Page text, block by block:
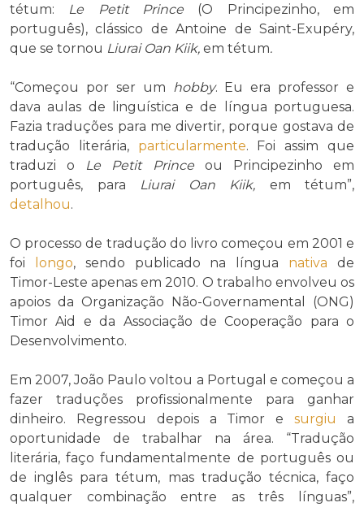
tétum: Le Petit Prince (O Principezinho, em
português), clássico de Antoine de Saint-Exupéry,
que se tornou Liurai Oan Kiik, em tétum.
“Começou por ser um hobby. Eu era professor e
dava aulas de linguística e de língua portuguesa.
Fazia traduções para me divertir, porque gostava de
tradução literária, particularmente. Foi assim que
traduzi o Le Petit Princeou Principezinho em
português, para
Liurai Oan Kiik, em tétum”,
detalhou.
O processo de tradução do livro começou em 2001 e
foi
longo, sendo publicado na língua nativa de
Timor-Leste apenas em 2010. O trabalho envolveu os
apoios da Organização Não-Governamental (ONG)
Timor Aid e da Associação de Cooperação para o
Desenvolvimento.
Em 2007, João Paulo voltou a Portugal e começou a
fazer traduções profissionalmente para ganhar
dinheiro. Regressou depois a Timor esurgiu
a
oportunidade de trabalhar na área. “Tradução
literária, faço fundamentalmente de português ou
de inglês para tétum, mas tradução técnica, faço
qualquer combinação entre as três línguas”,